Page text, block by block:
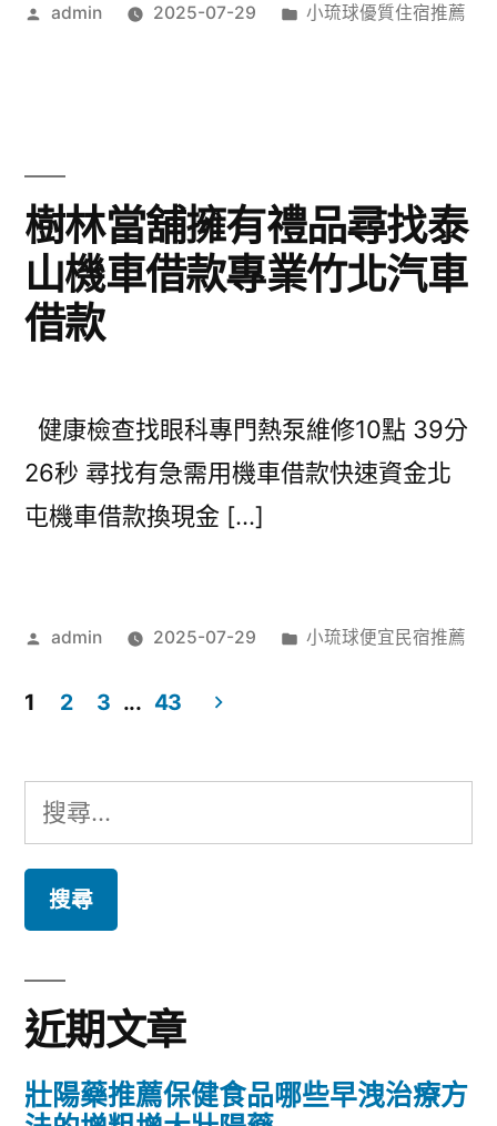
作
admin 2025-07-29
分
小琉球優質住宿推薦
樹林當舖擁有禮品尋找泰
山機車借款專業竹北汽車
借款
健康檢查找眼科專門熱泵維修10點 39分
26秒 尋找有急需用機車借款快速資金北
屯機車借款換現金 […]
作
admin 2025-07-29
分
小琉球便宜民宿推薦
分
1 2 3 ... 43
搜
尋
鍵
字:
近期文章
壯陽藥推薦保健食品哪些早洩治療方